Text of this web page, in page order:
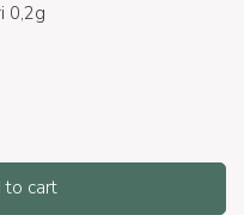
0,2g
to cart